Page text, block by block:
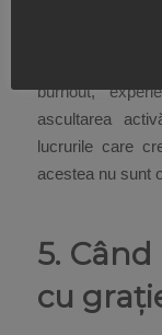
niciodată
burnout,
ascultarea
lucrurile care
acestea nu sunt
5.
cu